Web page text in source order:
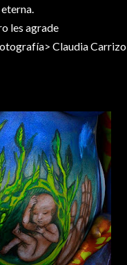
eterna.
les agrade
Claudia Carrizo